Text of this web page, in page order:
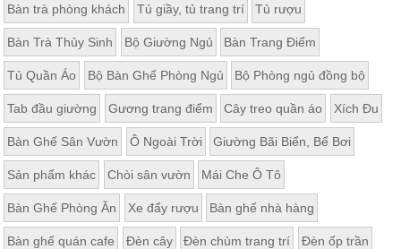
Bàn trà phòng khách Tủ giầy, tủ trang trí Tủ rượu
Bàn Trà Thủy Sinh Bộ Giường Ngủ Bàn Trang Điểm
Tủ Quần Áo Bộ Bàn Ghế Phòng Ngủ Bộ Phòng ngủ đồng bộ
Tab đầu giường Gương trang điểm Cây treo quần áo Xích Đu
Bàn Ghế Sân Vườn Ô Ngoài Trời Giường Bãi Biển, Bể Bơi
Sản phẩm khác Chòi sân vườn Mái Che Ô Tô
Bàn Ghế Phòng Ăn Xe đẩy rượu Bàn ghế nhà hàng
Bàn ghế quán cafe Đèn cây Đèn chùm trang trí Đèn ốp trần